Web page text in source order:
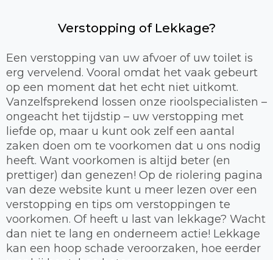
Verstopping of Lekkage?
Een verstopping van uw afvoer of uw toilet is
erg vervelend. Vooral omdat het vaak gebeurt
op een moment dat het echt niet uitkomt.
Vanzelfsprekend lossen onze rioolspecialisten –
ongeacht het tijdstip – uw verstopping met
liefde op, maar u kunt ook zelf een aantal
zaken doen om te voorkomen dat u ons nodig
heeft. Want voorkomen is altijd beter (en
prettiger) dan genezen! Op de riolering pagina
van deze website kunt u meer lezen over een
verstopping en tips om verstoppingen te
voorkomen. Of heeft u last van lekkage? Wacht
dan niet te lang en onderneem actie! Lekkage
kan een hoop schade veroorzaken, hoe eerder